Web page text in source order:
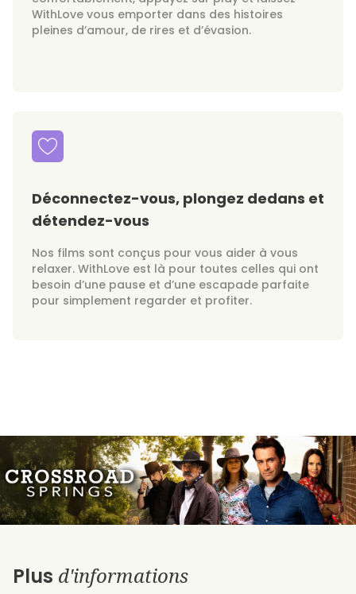
WithLove vous emporter dans des histoires
pleines d’amour, de rires et d’évasion.
Déconnectez-vous, plongez dedans et
détendez-vous
Nos films sont conçus pour vous aider à vous
relaxer. WithLove est là pour toutes celles qui ont
besoin d’une pause et d’une escapade parfaite
pour simplement regarder et profiter.
Plus d'informations